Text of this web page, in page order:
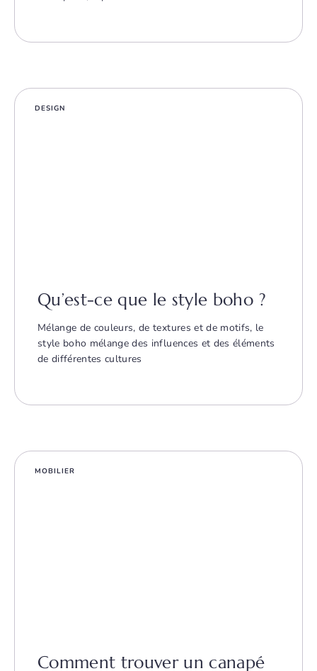
DESIGN
Qu’est-ce que le style boho ?
Mélange de couleurs, de textures et de motifs, le
style boho mélange des influences et des éléments
de différentes cultures
MOBILIER
Comment trouver un canapé